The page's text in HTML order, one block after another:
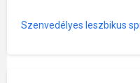
Szenvedélyes leszbikus